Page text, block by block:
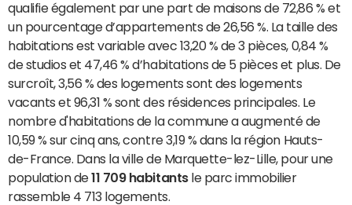
qualifie également par une part de maisons de 72,86 % et
un pourcentage d’appartements de 26,56 %. La taille des
habitations est variable avec 13,20 % de 3 pièces, 0,84 %
de studios et 47,46 % d’habitations de 5 pièces et plus. De
surcroît, 3,56 % des logements sont des logements
vacants et 96,31 % sont des résidences principales. Le
nombre d'habitations de la commune a augmenté de
10,59 % sur cinq ans, contre 3,19 % dans la région Hauts-
de-France. Dans la ville de Marquette-lez-Lille, pour une
population de11 709 habitantsle parc immobilier
rassemble 4 713 logements.